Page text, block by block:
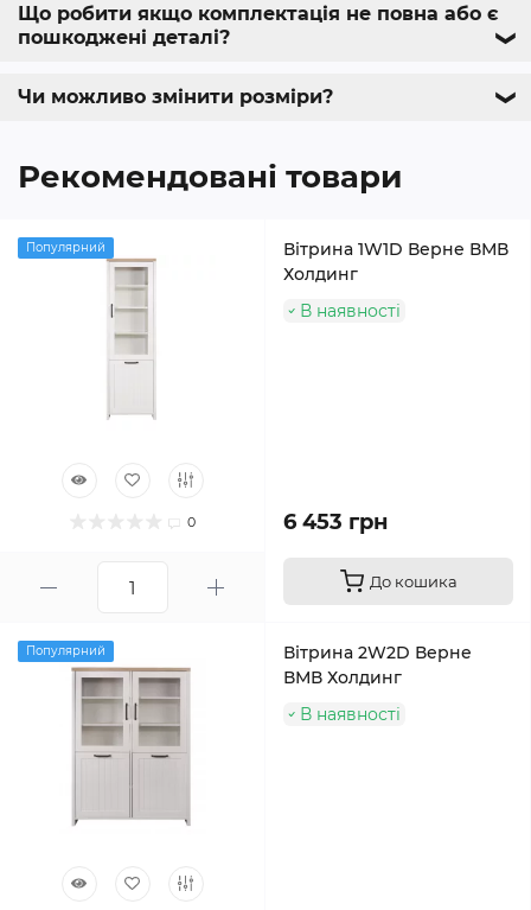
Що робити якщо комплектація не повна або є
пошкоджені деталі?
❯
Чи можливо змінити розміри? ❯
Рекомендовані товари
Популярний
0
Вітрина 1W1D Верне ВМВ
Холдинг
В наявності
6 453 грн
До кошика
Популярний
Вітрина 2W2D Верне
ВМВ Холдинг
В наявності